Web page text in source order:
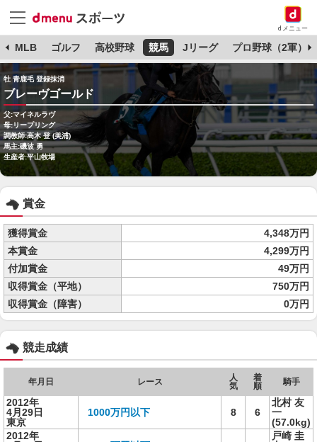
dメニュー
MLB ゴルフ 高校野球 競馬 Jリーグ プロ野球（2軍）
牡 青鹿毛 登録抹消
ブレーヴゴールド
父:マイネルラヴ
母:リープリング
調教師:高木 登 (美浦)
馬主:磯波 勇
生産者:平山牧場
賞金
獲得賞金
4,348万円
本賞金
4,299万円
付加賞金
49万円
収得賞金（平地）
750万円
収得賞金（障害）
0万円
競走成績
年月日 レース
人
気
着
順
騎手
2012年
4月29日
東京
1000万円以下 8 6
北村 友
一
(57.0kg)
2012年
戸崎 圭